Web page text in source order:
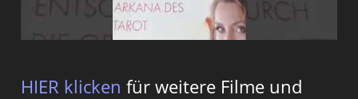
HIER klicken für weitere Filme und